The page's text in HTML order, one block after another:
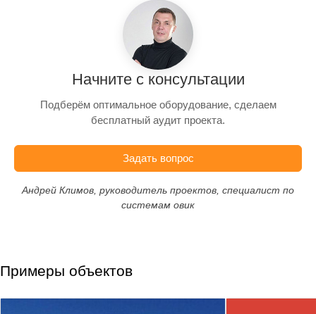
Начните с консультации
Подберём оптимальное оборудование, сделаем
бесплатный аудит проекта.
Задать вопрос
Андрей Климов, руководитель проектов, специалист по
системам овик
Примеры объектов